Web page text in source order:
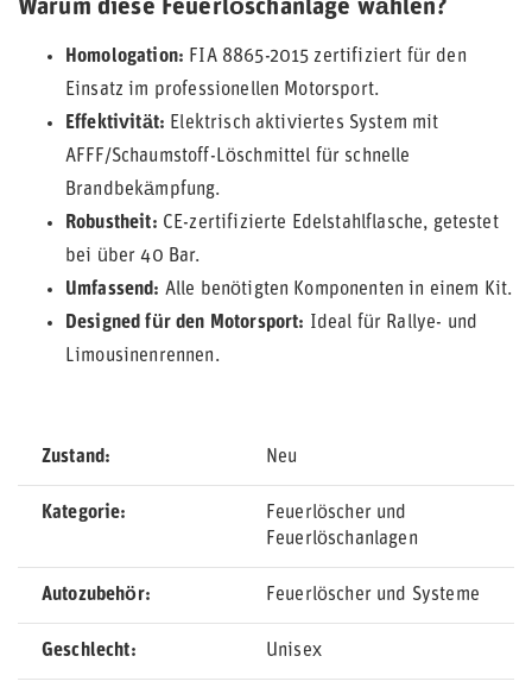
Warum diese Feuerlöschanlage wählen?
Homologation: FIA 8865-2015 zertifiziert für den
Einsatz im professionellen Motorsport.
Effektivität: Elektrisch aktiviertes System mit
AFFF/Schaumstoff-Löschmittel für schnelle
Brandbekämpfung.
Robustheit: CE-zertifizierte Edelstahlflasche, getestet
bei über 40 Bar.
Umfassend: Alle benötigten Komponenten in einem Kit.
Designed für den Motorsport: Ideal für Rallye- und
Limousinenrennen.
Zustand Neu
Kategorie
Feuerlöscher und
Feuerlöschanlagen
Autozubehör Feuerlöscher und Systeme
Geschlecht Unisex